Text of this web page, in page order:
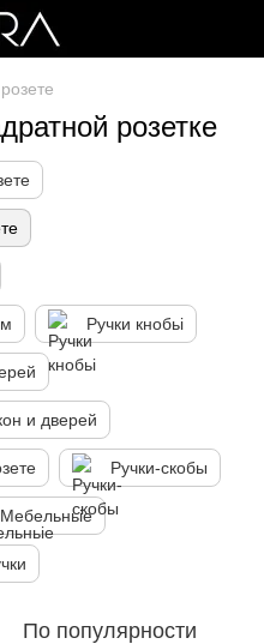
розетке
Ручки кнобьі
и дверей
Ручки-скобы
Мебельньіе
По популярности